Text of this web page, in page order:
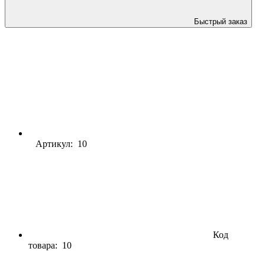
Быстрый заказ
Артикул: 10
Код
товара: 10